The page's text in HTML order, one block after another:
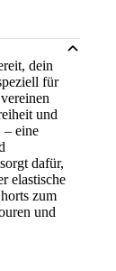
dein
für
und
eine
dafür,
elastische
zum
und